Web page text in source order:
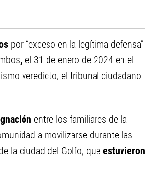
por “exceso en la legítima defensa”
, el 31 de enero de 2024 en el
veredicto, el tribunal ciudadano
entre los familiares de la
a movilizarse durante las
la ciudad del Golfo, que estuvieron